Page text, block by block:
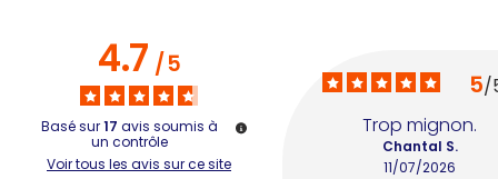
4.7/5
Basé sur17 avis soumis à
un contrôle
Voir tous les avis sur ce site
5/
Trop mignon.
11/07/2026
Chantal S.